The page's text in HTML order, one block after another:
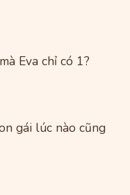
Eva chỉ có 1?
gái lúc nào cũng